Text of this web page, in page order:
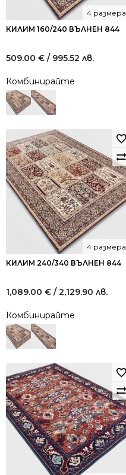
КИЛИМ 160/240 ВЪЛНЕН 844
4 размера
509.00 € / 995.52 лв.
Комбинирайте
КИЛИМ 240/340 ВЪЛНЕН 844
4 размера
1,089.00 € / 2,129.90 лв.
Комбинирайте